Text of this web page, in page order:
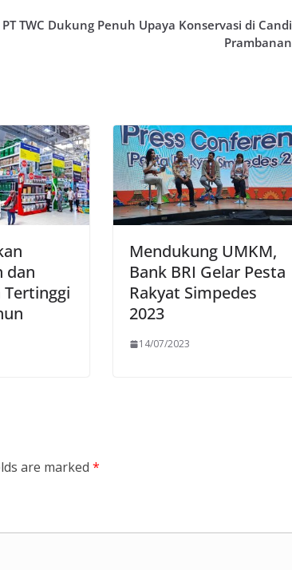
PT TWC Dukung Penuh Upaya Konservasi di Candi
Prambanan
dan
Tertinggi
Mendukung UMKM,
Bank BRI Gelar Pesta
Rakyat Simpedes
2023
14/07/2023
are marked *